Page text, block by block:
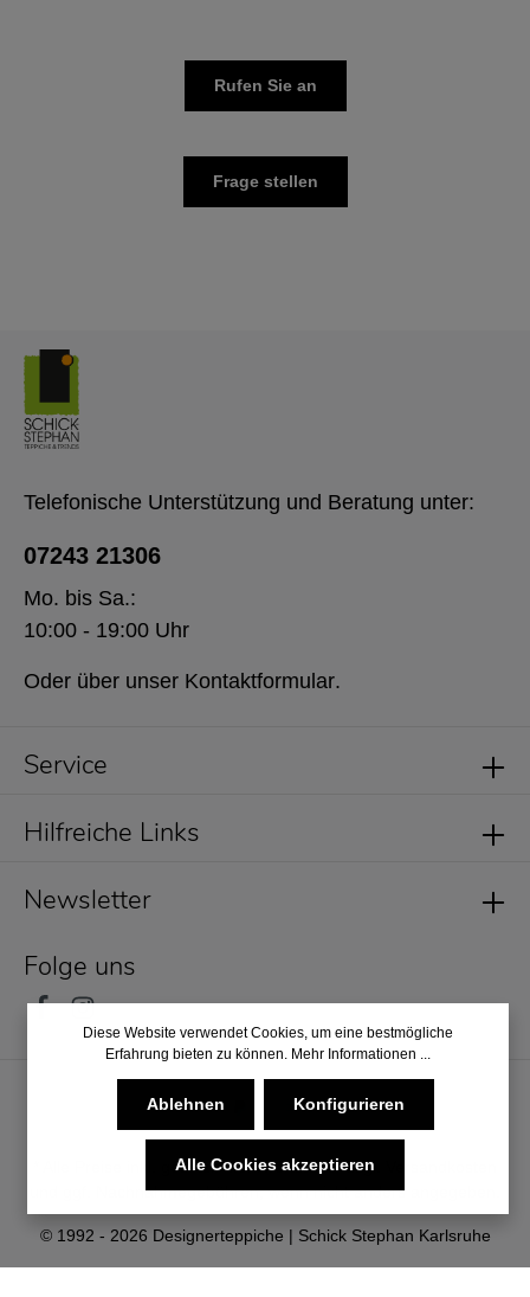
Rufen Sie an
Frage stellen
Service
Newsletter
Folge uns
Telefonische Unterstützung und Beratung unter:
07243 21306
Mo. bis Sa.:
10:00 - 19:00 Uhr
Oder über unser Kontaktformular.
Hilfreiche Links
© 1992 - 2026 Designerteppiche | Schick Stephan Karlsruhe
* Alle Preise inkl. gesetzl. Mehrwertsteuer zzgl.
und ggf. Nachnahmegebühren, wenn nicht anders angegeben.
Diese Website verwendet Cookies, um eine bestmögliche
Erfahrung bieten zu können. Mehr Informationen ...
Ablehnen Konfigurieren
Alle Cookies akzeptieren